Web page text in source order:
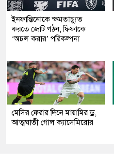
ইনফান্তিনোকে ক্ষমতাচ্যুত
করতে জোট গঠন, ফিফাকে
‘অচল করার’ পরিকল্পনা
মেসির ফেরার দিনে মায়ামির ড্র,
আত্মঘাতী গোল ক্যাসেমিরোর